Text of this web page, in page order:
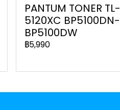
PANTUM TONER TL-
5120XC BP5100DN-
BP5100DW
฿5,990